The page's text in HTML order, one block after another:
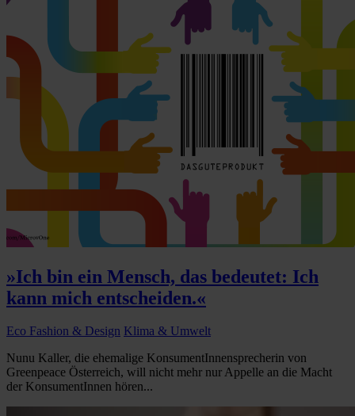
»Ich bin ein Mensch, das bedeutet: Ich
kann mich entscheiden.«
Eco Fashion & Design Klima & Umwelt
Nunu Kaller, die ehemalige KonsumentInnensprecherin von
Greenpeace Österreich, will nicht mehr nur Appelle an die Macht
der KonsumentInnen hören...